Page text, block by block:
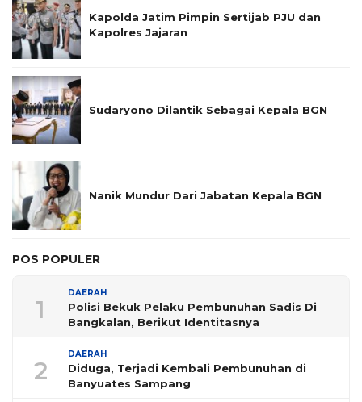
Kapolda Jatim Pimpin Sertijab PJU dan
Kapolres Jajaran
Sudaryono Dilantik Sebagai Kepala BGN
Nanik Mundur Dari Jabatan Kepala BGN
POS POPULER
1
DAERAH
Polisi Bekuk Pelaku Pembunuhan Sadis Di
Bangkalan, Berikut Identitasnya
2
DAERAH
Diduga, Terjadi Kembali Pembunuhan di
Banyuates Sampang